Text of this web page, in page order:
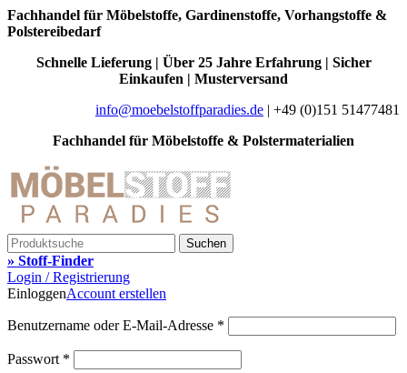
Fachhandel für Möbelstoffe, Gardinenstoffe, Vorhangstoffe &
Polstereibedarf
Schnelle Lieferung | Über 25 Jahre Erfahrung | Sicher
Einkaufen | Musterversand
info@moebelstoffparadies.de | +49 (0)151 51477481
Fachhandel für Möbelstoffe & Polstermaterialien
Suchen
» Stoff-Finder
Login / Registrierung
EinloggenAccount erstellen
Benutzername oder E-Mail-Adresse *
Passwort *